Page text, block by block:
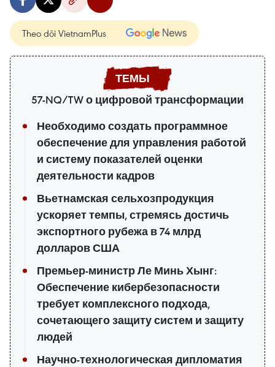
Theo dõi VietnamPlus
57-NQ/TW о цифровой трансформации
Необходимо создать программное
обеспечение для управления работой
и систему показателей оценки
деятельности кадров
Вьетнамская сельхозпродукция
ускоряет темпы, стремясь достичь
экспортного рубежа в 74 млрд
долларов США
Премьер-министр Ле Минь Хынг:
Обеспечение кибербезопасности
требует комплексного подхода,
сочетающего защиту систем и защиту
людей
Научно-технологическая дипломатия